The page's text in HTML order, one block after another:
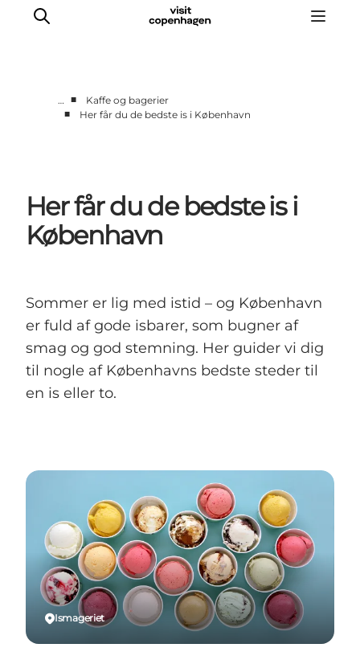
Områder
Planlæg din tur
CopenPay
… ■
Kaffe og bagerier
■
Her får du de bedste is i København
Her får du de bedste is i
København
Sommer er lig med istid – og København
er fuld af gode isbarer, som bugner af
smag og god stemning. Her guider vi dig
til nogle af Københavns bedste steder til
en is eller to.
Ismageriet